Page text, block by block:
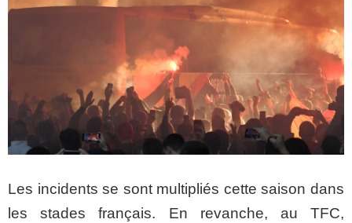
Les incidents se sont multipliés cette saison dans
les stades français. En revanche, au TFC,